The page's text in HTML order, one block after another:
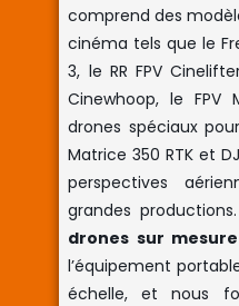
comprend des
cinéma tels que le
3, le RR FPV
Cinewhoop, le FPV
drones spéciaux
Matrice 350 RTK et
perspectives
grandes productions.
drones sur
l’équipement
échelle, et nous